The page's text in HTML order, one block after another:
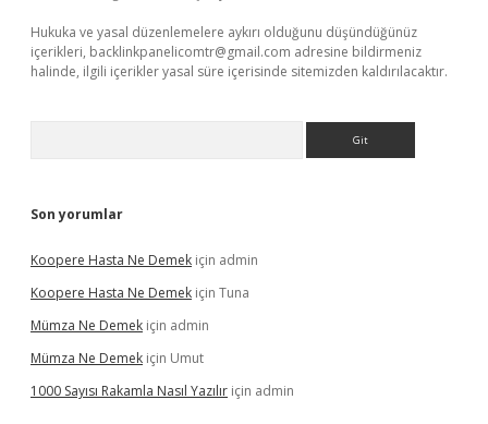
Hukuka ve yasal düzenlemelere aykırı olduğunu düşündüğünüz
içerikleri, backlinkpanelicomtr@gmail.com adresine bildirmeniz
halinde, ilgili içerikler yasal süre içerisinde sitemizden kaldırılacaktır.
Son yorumlar
Koopere Hasta Ne Demek için admin
Koopere Hasta Ne Demek için Tuna
Mümza Ne Demek için admin
Mümza Ne Demek için Umut
1000 Sayısı Rakamla Nasıl Yazılır için admin